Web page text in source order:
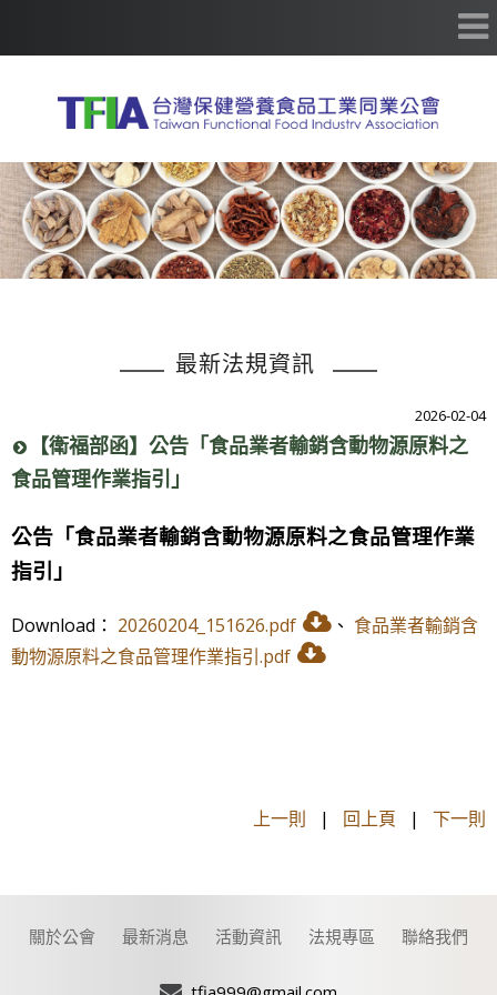
最新法規資訊
2026-02-04
【衛福部函】公告「食品業者輸銷含動物源原料之
食品管理作業指引」
公告「食品業者輸銷含動物源原料之食品管理作業
指引」
Download： 20260204_151626.pdf 、 食品業者輸銷含
動物源原料之食品管理作業指引.pdf
上一則 | 回上頁 | 下一則
關於公會 最新消息 活動資訊 法規專區 聯絡我們